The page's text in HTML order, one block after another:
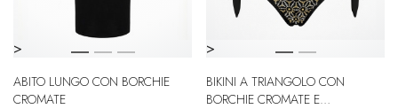
>
ABITO LUNGO CON BORCHIE
CROMATE
>
BIKINI A TRIANGOLO CON
BORCHIE CROMATE E